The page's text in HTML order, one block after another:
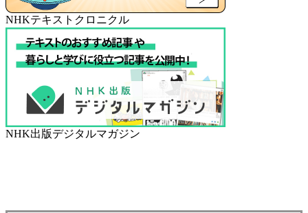
NHKテキストクロニクル
NHK出版デジタルマガジン